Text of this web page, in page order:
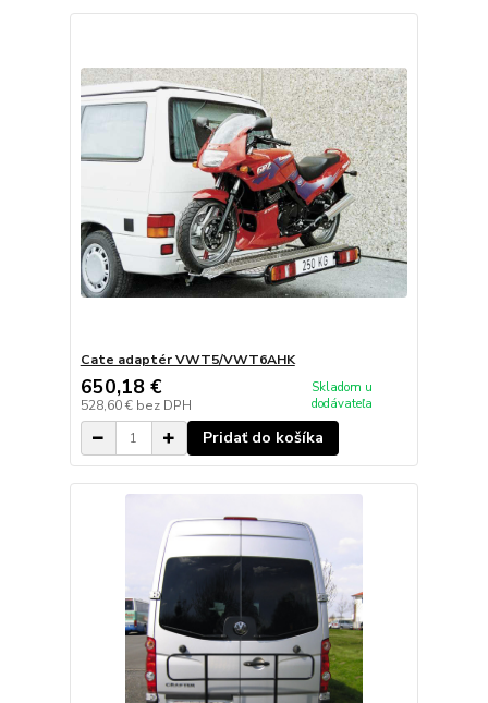
Cate adaptér VWT5/VWT6AHK
650,18 €
528,60 € bez DPH
Skladom u
dodávateľa
Pridať do košíka